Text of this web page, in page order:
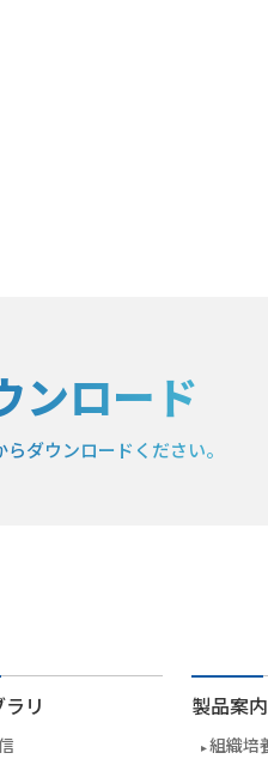
ンロード
らダウンロードください。
リ 製品案内
組織培